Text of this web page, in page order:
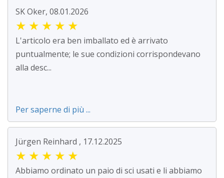
SK Oker, 08.01.2026
★ ★ ★ ★ ★
L'articolo era ben imballato ed è arrivato
puntualmente; le sue condizioni corrispondevano
alla desc...
Per saperne di più ...
Jürgen Reinhard , 17.12.2025
★ ★ ★ ★ ★
Abbiamo ordinato un paio di sci usati e li abbiamo